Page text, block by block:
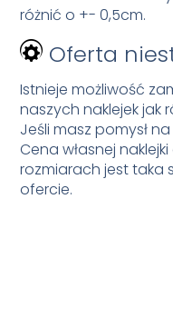
różnić o +- 0,5cm.
Oferta
Istnieje możliwość
naszych naklejek jak
Jeśli masz pomysł
Cena własnej
rozmiarach jest taka
ofercie.